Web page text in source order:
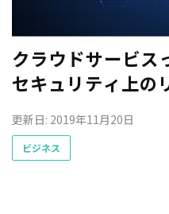
クラウドサービス
セキュリティ上の
更新日: 2019年11月20日
ビジネス